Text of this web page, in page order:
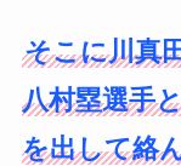
そこに川真
八村塁選手
を出して絡